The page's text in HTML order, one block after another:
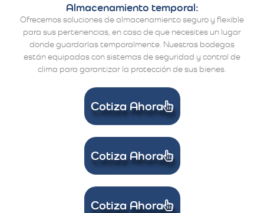
Almacenamiento temporal:
Ofrecemos soluciones de almacenamiento seguro y flexible
para sus pertenencias, en caso de que necesites un lugar
donde guardarlas temporalmente. Nuestras bodegas
están equipadas con sistemas de seguridad y control de
clima para garantizar la protección de sus bienes.
Cotiza Ahora
Cotiza Ahora
Cotiza Ahora